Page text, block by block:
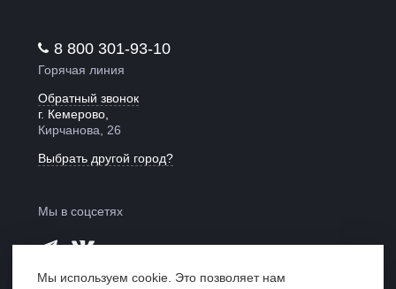
8 800 301-93-10
Горячая линия
Обратный звонок
г. Кемерово,
Кирчанова, 26
Выбрать другой город?
Мы в соцсетях
Мы используем cookie. Это позволяет нам